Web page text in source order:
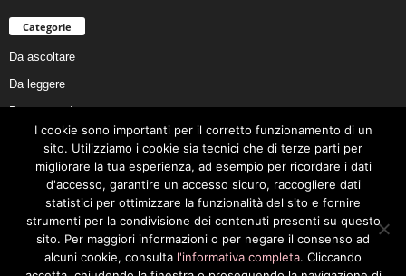
Categorie
Da ascoltare
Da leggere
Da non perdere
Da conoscere
Da preservare
Da vivere
Cookie Policy
I cookie sono importanti per il corretto funzionamento di un
sito. Utilizziamo i cookie sia tecnici che di terze parti per
migliorare la tua esperienza, ad esempio per ricordare i dati
d'accesso, garantire un accesso sicuro, raccogliere dati
statistici per ottimizzare la funzionalità del sito e fornire
strumenti per la condivisione dei contenuti presenti su questo
sito. Per maggiori informazioni o per negare il consenso ad
alcuni cookie, consulta l'informativa completa. Cliccando